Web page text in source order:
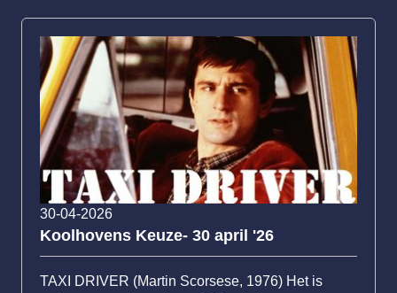
30-04-2026
Koolhovens Keuze- 30 april '26
TAXI DRIVER (Martin Scorsese, 1976) Het is